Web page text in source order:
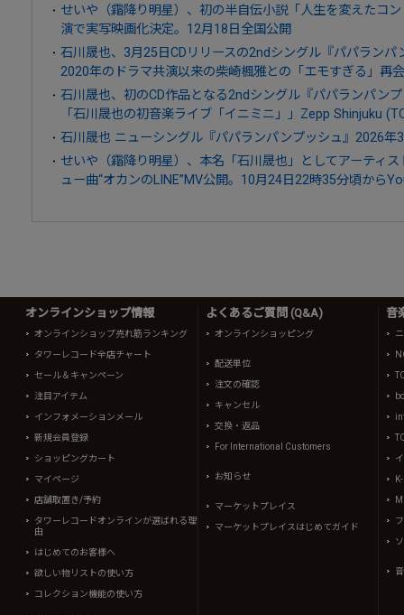
せいや（霜降り明星）、初の半自伝小説「人生を変えたコ
演で実写映画化決定。12月18日全国公開
石川晟也、3月25日CDリリースの2ndシングル『パパラン
2020年のドラマ共演以来の柴崎楓雅との「エモすぎる」再
石川晟也、初のCD作品となる2ndシングル『パパランパン
「石川晟也の初音楽ライブ「イニミニ」」Zepp Shinjuku
石川晟也 ニューシングル『パパランパンプッシュ』2026年
せいや（霜降り明星）、本名「石川晟也」としてアーティ
ュー曲“オカンのLINE”MV公開。10月24日22時35分頃から
オンラインショップ情報
オンラインショップ売れ筋ランキング
タワーレコード全店チャート
セール＆キャンペーン
注目アイテム
インフォメーションメール
新規会員登録
ショッピングカート
マイページ
店舗取置き/予約
タワーレコードオンラインが選ばれる理
由
はじめてのお客様へ
欲しい物リストの使い方
コレクション機能の使い方
よくあるご質問 (Q&A)
オンラインショッピング
配送単位
注文の確認
キャンセル
交換・返品
For International Customers
お知らせ
マーケットプレイス
マーケットプレイスはじめてガイド
音